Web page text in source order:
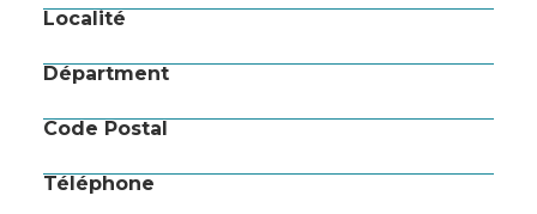
Localité
Départment
Code Postal
Téléphone